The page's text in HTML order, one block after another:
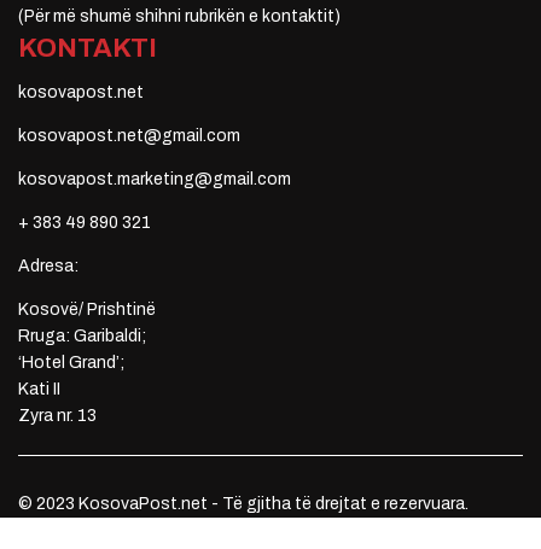
(Për më shumë shihni rubrikën e kontaktit)
KONTAKTI
kosovapost.net
kosovapost.net@gmail.com
kosovapost.marketing@gmail.com
+ 383 49 890 321
Adresa:
Kosovë/ Prishtinë
Rruga: Garibaldi;
‘Hotel Grand’;
Kati II
Zyra nr. 13
© 2023 KosovaPost.net - Të gjitha të drejtat e rezervuara.